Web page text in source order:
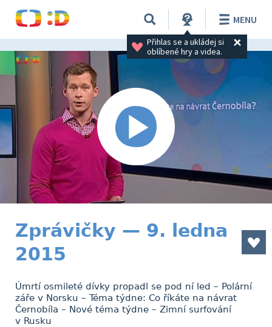
Přihlas se a ukládej si
oblíbené hry a videa.
MENU
Zprávičky — 9. ledna
2015
Úmrtí osmileté dívky propadl se pod ní led – Polární
záře v Norsku – Téma týdne: Co říkáte na návrat
Černobíla – Nové téma týdne – Zimní surfování
v Rusku